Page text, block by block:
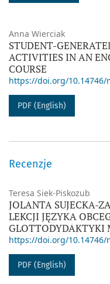
Anna Wierciak
STUDENT-
ACTIVITIES IN AN
COURSE
https://doi.org/10.14746/
PDF (English)
Recenzje
Teresa Siek-Piskozub
JOLANTA SUJECKA-
LEKCJI JĘZYKA
GLOTTODYDAKTYKI
https://doi.org/10.14746/
PDF (English)